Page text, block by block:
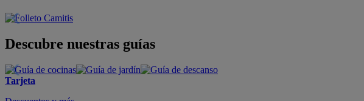
Descubre nuestras guías
Tarjeta